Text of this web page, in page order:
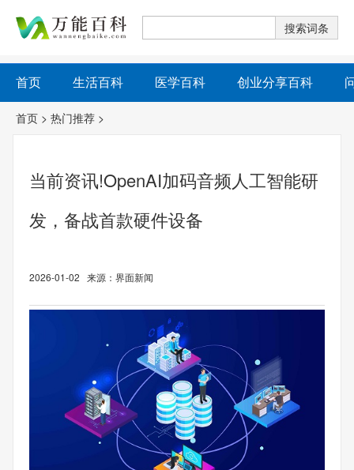
首页 生活百科 医学百科 创业分享百科
首页 > 热门推荐 >
当前资讯!OpenAI加码音频人工智能研
发，备战首款硬件设备
2026-01-02 来源：界面新闻